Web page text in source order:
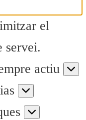
el
servei.
actiu